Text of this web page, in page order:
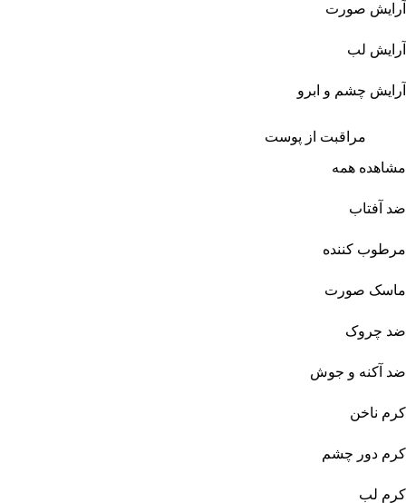
آرایش صورت
آرایش لب
آرایش چشم و ابرو
مراقبت از پوست
مشاهده همه
ضد آفتاب
مرطوب کننده
ماسک صورت
ضد چروک
ضد آکنه و جوش
کرم ناخن
کرم دور چشم
کرم لب